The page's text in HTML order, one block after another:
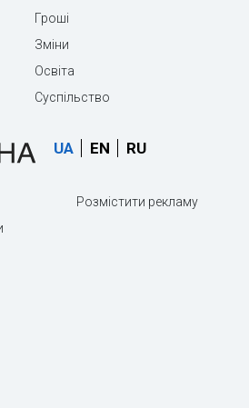
Гроші
Зміни
Освіта
Суспільство
UA EN RU
Розмістити рекламу